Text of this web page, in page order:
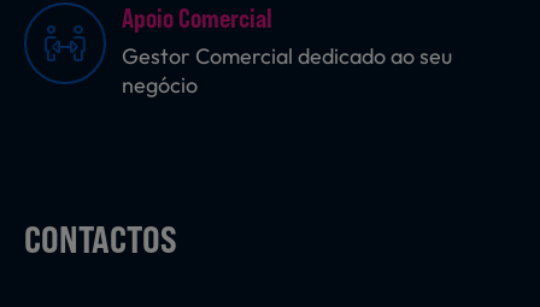
Sobremesas
Apoio Comercial
Gestor Comercial dedicado ao seu
negócio
CONTACTOS